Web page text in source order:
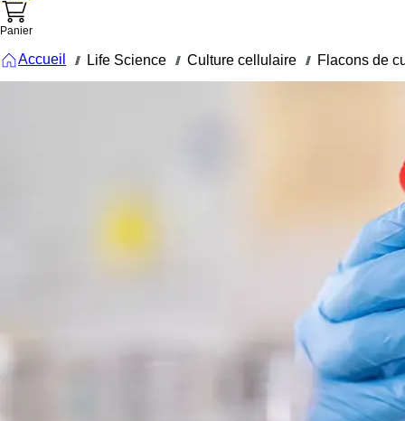
Panier
Accueil /// Life Science /// Culture cellulaire /// Flacons de